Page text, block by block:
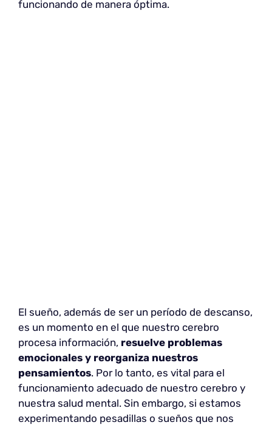
funcionando de manera óptima.
El sueño, además de ser un período de descanso,
es un momento en el que nuestro cerebro
procesa información, resuelve problemas
emocionales y reorganiza nuestros
pensamientos. Por lo tanto, es vital para el
funcionamiento adecuado de nuestro cerebro y
nuestra salud mental. Sin embargo, si estamos
experimentando pesadillas o sueños que nos